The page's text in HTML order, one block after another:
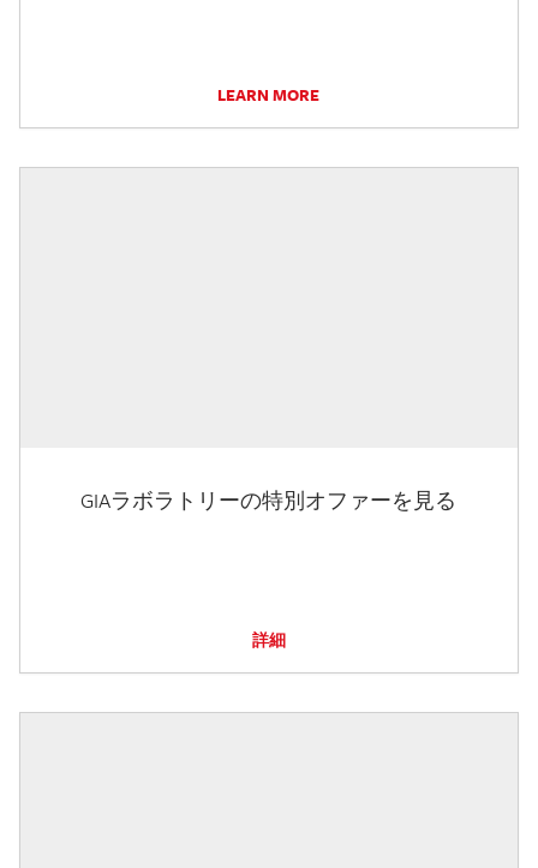
LEARN MORE
GIAラボラトリーの特別オファーを見る
詳細